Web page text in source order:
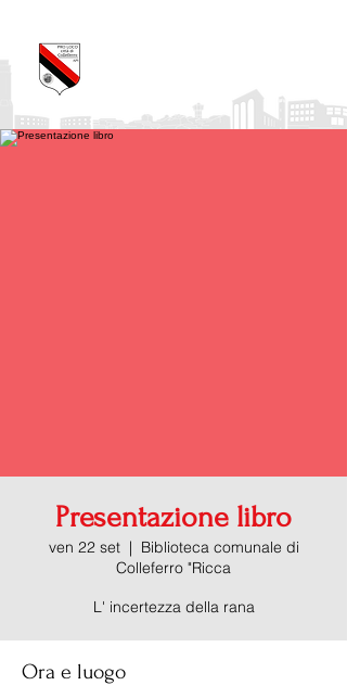
Presentazione libro
ven 22 set
  |
Biblioteca comunale di
Colleferro "Ricca
L' incertezza della rana
Ora e luogo